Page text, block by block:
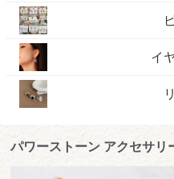
イ
パワーストーン アクセサリ